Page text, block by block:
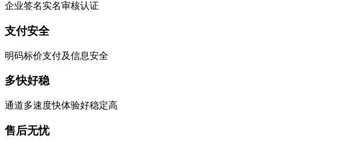
企业签名实名审核认证
支付安全
明码标价支付及信息安全
多快好稳
通道多速度快体验好稳定高
售后无忧